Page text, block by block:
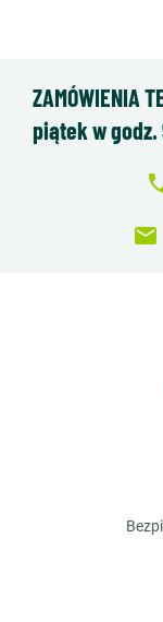
ZAMÓWIENIA
piątek w
email